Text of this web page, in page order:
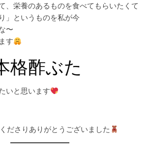
、栄養のあるものを食べてもらいたくて
」というものを私が今
〜
す
格酢ぶた
いと思います
ださりありがとうございました